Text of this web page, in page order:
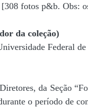
fotos p&b. Obs:
da coleção)
Federal
da Seção
o período de